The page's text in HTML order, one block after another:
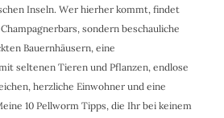
Inseln. Wer hierher kommt, findet
sondern beschauliche
Bauernhäusern, eine
seltenen Tieren und Pflanzen, endlose
herzliche Einwohner und eine
10 Pellworm Tipps, die Ihr bei keinem